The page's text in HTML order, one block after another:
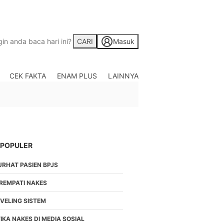
CARI Masuk
CEK FAKTA ENAM PLUS
LAINNYA
PASIEN BPJS
NAKES
SISTEM
NAKES DI MEDIA SOSIAL